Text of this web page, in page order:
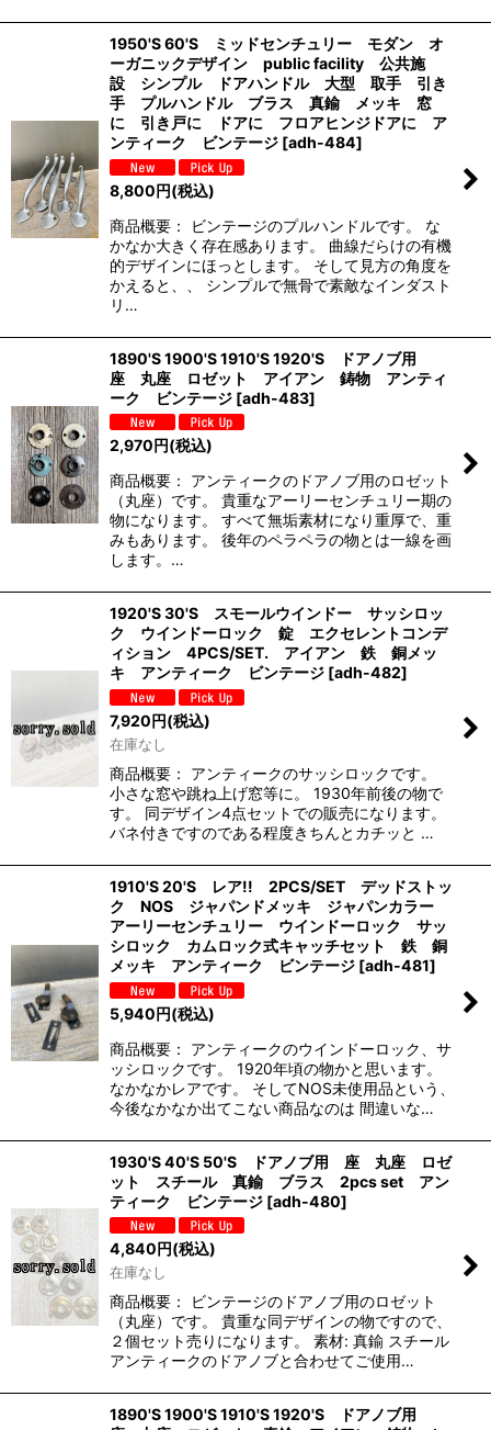
1950'S 60'S ミッドセンチュリー モダン オ
ーガニックデザイン public facility 公共施
設 シンプル ドアハンドル 大型 取手 引き
手 プルハンドル ブラス 真鍮 メッキ 窓
に 引き戸に ドアに フロアヒンジドアに ア
ンティーク ビンテージ [adh-484]
8,800円(税込)
商品概要： ビンテージのプルハンドルです。 な
かなか大きく存在感あります。 曲線だらけの有機
的デザインにほっとします。 そして見方の角度を
かえると、、 シンプルで無骨で素敵なインダスト
リ…
1890'S 1900'S 1910'S 1920'S ドアノブ用
座 丸座 ロゼット アイアン 鋳物 アンティ
ーク ビンテージ [adh-483]
2,970円(税込)
商品概要： アンティークのドアノブ用のロゼット
（丸座）です。 貴重なアーリーセンチュリー期の
物になります。 すべて無垢素材になり重厚で、重
みもあります。 後年のペラペラの物とは一線を画
します。…
1920'S 30'S スモールウインドー サッシロッ
ク ウインドーロック 錠 エクセレントコンデ
ィション 4PCS/SET. アイアン 鉄 銅メッ
キ アンティーク ビンテージ [adh-482]
7,920円(税込)
在庫なし
商品概要： アンティークのサッシロックです。
小さな窓や跳ね上げ窓等に。 1930年前後の物で
す。 同デザイン4点セットでの販売になります。
バネ付きですのである程度きちんとカチッと …
1910'S 20'S レア!! 2PCS/SET デッドストッ
ク NOS ジャパンドメッキ ジャパンカラー
アーリーセンチュリー ウインドーロック サッ
シロック カムロック式キャッチセット 鉄 銅
メッキ アンティーク ビンテージ [adh-481]
5,940円(税込)
商品概要： アンティークのウインドーロック、サ
ッシロックです。 1920年頃の物かと思います。
なかなかレアです。 そしてNOS未使用品という、
今後なかなか出てこない商品なのは 間違いな…
1930'S 40'S 50'S ドアノブ用 座 丸座 ロゼ
ット スチール 真鍮 ブラス 2pcs set アン
ティーク ビンテージ [adh-480]
4,840円(税込)
在庫なし
商品概要： ビンテージのドアノブ用のロゼット
（丸座）です。 貴重な同デザインの物ですので、
２個セット売りになります。 素材: 真鍮 スチール
アンティークのドアノブと合わせてご使用…
1890'S 1900'S 1910'S 1920'S ドアノブ用